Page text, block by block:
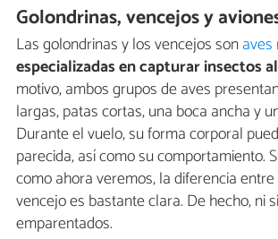
Golondrinas, vencejos y
Las golondrinas y los vencejos son
especializadas en capturar insectos
motivo, ambos grupos de aves
largas, patas cortas, una boca ancha y
Durante el vuelo, su forma corporal
parecida, así como su comportamiento.
como ahora veremos, la diferencia
vencejo es bastante clara. De hecho, ni
emparentados.